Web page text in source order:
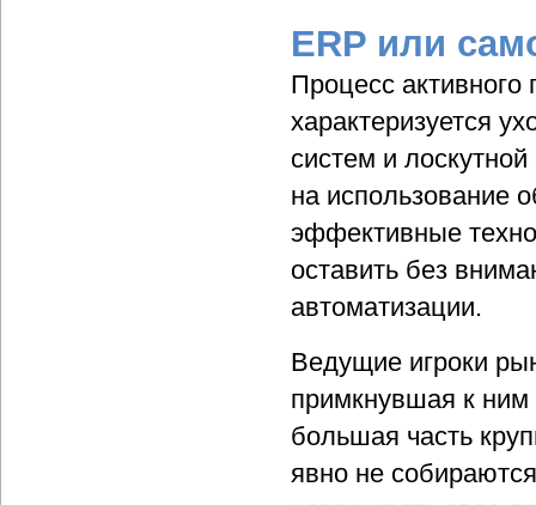
ERP или
Процесс активного
характеризуется
систем и
на использование
эффективные
оставить без
автоматизации.
Ведущие игроки
примкнувшая к ним
большая часть
явно не